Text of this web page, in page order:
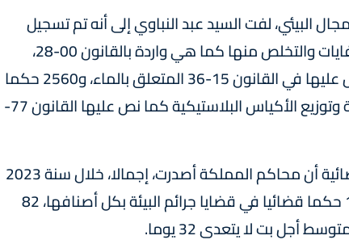
البيئي، لفت السيد عبد النباوي إلى أنه تم تسجيل
صدور 2790 حكما متعلقا بجنح ومخالفات تدبير النفايات والتخلص منها كما هي واردة بالقانون 00-28،
و1239 حكما متعلقا بالجنح والمخالفات المنصوص عليها في القانون 15-36 المتعلق بالماء، و2560 حكما
متعلقا بالجنح والمخالفات المتعلقة بحيازة وصناعة وتوزيع الأكياس البلاستيكية كما نص عليها القانون 77-
وذكر الرئيس المنتدب للمجلس الأعلى للسلطة القضائية أن محاكم المملكة أصدرت، إجمالا، خلال سنة 2023
والنصف الأول من هذه السنة ما لا يقل عن 16300 حكما قضائيا في قضايا جرائم البيئة بكل أصنافها، 82
أجل بت لا يتعدى 32 يوما.